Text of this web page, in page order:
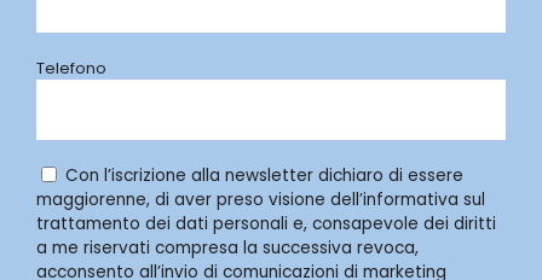
Telefono
Con l’iscrizione alla newsletter dichiaro di essere
maggiorenne, di aver preso visione dell’informativa sul
trattamento dei dati personali e, consapevole dei diritti
a me riservati compresa la successiva revoca,
acconsento all’invio di comunicazioni di marketing